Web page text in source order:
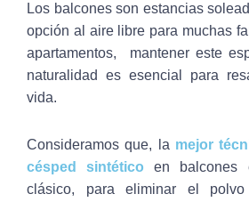
Los balcones son estancias
opción al aire libre para muchas
apartamentos, mantener este
naturalidad es esencial para
vida.
Consideramos que, la mejor
césped sintético en balcones
clásico, para eliminar el